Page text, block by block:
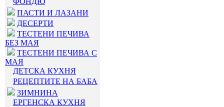
ПАСТИ И ЛАЗАНИ
ДЕСЕРТИ
ТЕСТЕНИ ПЕЧИВА
БЕЗ МАЯ
ТЕСТЕНИ ПЕЧИВА С
МАЯ
ДЕТСКА КУХНЯ
РЕЦЕПТИТЕ НА БАБА
ЗИМНИНА
ЕРГЕНСКА КУХНЯ